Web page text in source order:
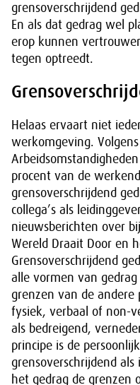
grensoverschrijdend
En als dat gedrag wel
erop kunnen
tegen optreedt.
Helaas ervaart niet
werkomgeving.
procent van de
grensoverschrijdend
collega’s als
nieuwsberichten over
Wereld Draait Door en
Grensoverschrijdend
alle vormen van
grenzen van de andere
fysiek, verbaal of non-
als bedreigend,
principe is de
grensoverschrijdend
het gedrag de grenzen